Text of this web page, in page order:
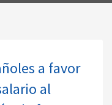
a favor
al